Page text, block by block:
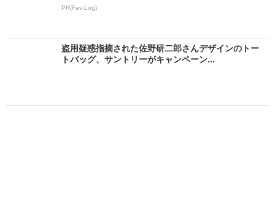
PR(Fav-Log)
盗用疑惑指摘された佐野研二郎さんデザインのトー
トバッグ、サントリーがキャンペーン...